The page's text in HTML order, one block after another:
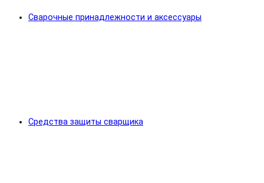
Сварочные принадлежности и аксессуары
Средства защиты сварщика